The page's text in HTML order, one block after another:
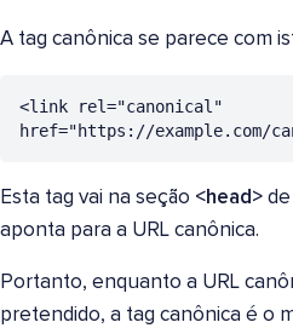
A tag canônica se parece com
<link rel="canonical"
href="https://example.com/
Esta tag vai na seção <head>
aponta para a URL canônica.
Portanto, enquanto a URL
pretendido, a tag canônica é o